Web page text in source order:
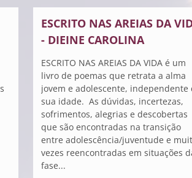
ESCRITO NAS AREIAS DA
- DIEINE CAROLINA
ESCRITO NAS AREIAS DA VIDA é um
livro de poemas que retrata a alma
jovem e adolescente, independente
sua idade. As dúvidas, incertezas,
sofrimentos, alegrias e descobertas
que são encontradas na transição
entre adolescência/juventude e
vezes reencontradas em situações
fase...